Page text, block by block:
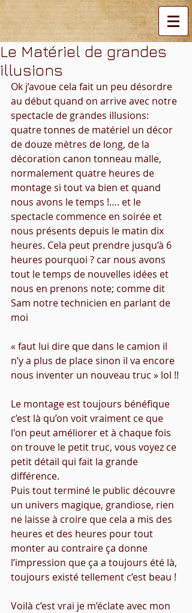
Le Matériel de grandes
illusions
Ok j’avoue cela fait un peu désordre
au début quand on arrive avec notre
spectacle de grandes illusions:
quatre tonnes de matériel un décor
de douze mètres de long, de la
décoration canon tonneau malle,
normalement quatre heures de
montage si tout va bien et quand
nous avons le temps !…. et le
spectacle commence en soirée et
nous présents depuis le matin dix
heures. Cela peut prendre jusqu’à 6
heures pourquoi ? car nous avons
tout le temps de nouvelles idées et
nous en prenons note; comme dit
Sam notre technicien en parlant de
moi
« faut lui dire que dans le camion il
n’y a plus de place sinon il va encore
nous inventer un nouveau truc » lol !!
Le montage est toujours bénéfique
c’est là qu’on voit vraiment ce que
l'on peut améliorer et à chaque fois
on trouve le petit truc, vous voyez ce
petit détail qui fait la grande
différence.
Puis tout terminé le public découvre
un univers magique, grandiose, rien
ne laisse à croire que cela a mis des
heures et des heures pour tout
monter au contraire ça donne
l’impression que ça a toujours été là,
toujours existé tellement c’est beau !
Voilà c’est vrai je m’éclate avec mon